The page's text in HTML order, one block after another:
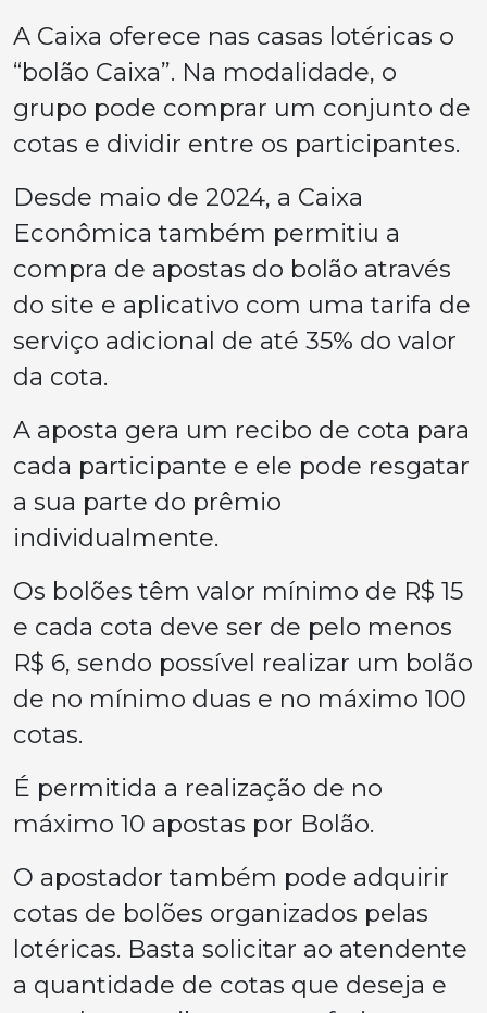
A Caixa oferece nas casas lotéricas o
“bolão Caixa”. Na modalidade, o
grupo pode comprar um conjunto de
cotas e dividir entre os participantes.
Desde maio de 2024, a Caixa
Econômica também permitiu a
compra de apostas do bolão através
do site e aplicativo com uma tarifa de
serviço adicional de até 35% do valor
da cota.
A aposta gera um recibo de cota para
cada participante e ele pode resgatar
a sua parte do prêmio
individualmente.
Os bolões têm valor mínimo de R$ 15
e cada cota deve ser de pelo menos
R$ 6, sendo possível realizar um bolão
de no mínimo duas e no máximo 100
cotas.
É permitida a realização de no
máximo 10 apostas por Bolão.
O apostador também pode adquirir
cotas de bolões organizados pelas
lotéricas. Basta solicitar ao atendente
a quantidade de cotas que deseja e